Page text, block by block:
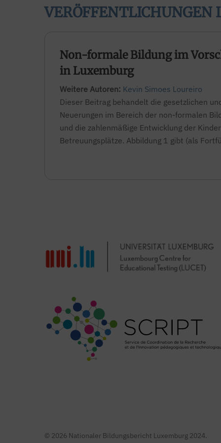
VERÖFFENTLICHUNGEN
Non-formale Bildung im
in Luxemburg
Weitere Autoren: Kevin Simoes Loureiro
Dieser Beitrag behandelt die gesetzlichen
Neuerungen im Bereich der non-formalen
und die zahlenmäßige Entwicklung der
Betreuungsplätze. Abbildung 1 gibt (als
© 2026 Nationaler Bildungsbericht Luxemburg 2024.